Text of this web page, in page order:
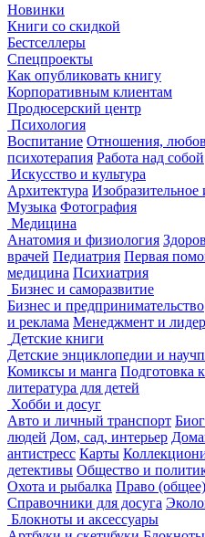
Новинки
Книги со скидкой
Бестселлеры
Спецпроекты
Как опубликовать книгу
Корпоративным клиентам
Продюсерский центр
Психология
Воспитание Отношения,
психотерапия Работа над собой
Искусство и культура
Архитектура Изобразительное
Музыка Фотография
Медицина
Анатомия и физиология
врачей Педиатрия Первая
медицина Психиатрия
Бизнес и саморазвитие
Бизнес и предпринимательство
и реклама Менеджмент и
Детские книги
Детские энциклопедии и
Комиксы и манга Подготовка
литература для детей
Хобби и досуг
Авто и личный транспорт
людей Дом, сад, интерьер
антистресс Карты
детективы Общество и
Охота и рыбалка Право (общее)
Справочники для досуга
Блокноты и аксессуары